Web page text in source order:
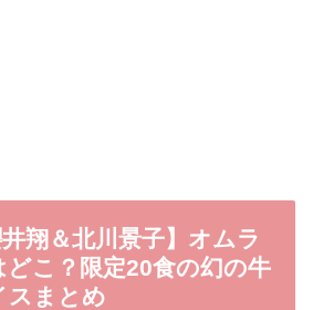
翔＆北川景子】オムラ
こ？限定20食の幻の牛
スまとめ